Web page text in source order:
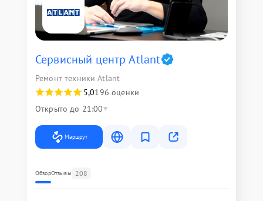
Сервисный центр Atlant
Ремонт техники Atlant
5,0196 оценки
Открыто до 21:00
Маршрут
ОбзорОтзывы 208